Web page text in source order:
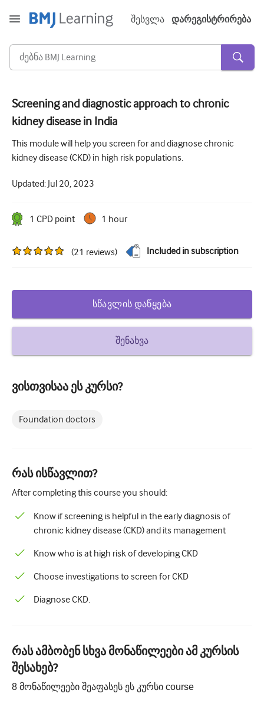
შესვლა დარეგისტრირება
მწვავე და გადაუდებელი
ალერგია
ხანდაზმულებზე ზრუნვა
კომუნიკაციის უნარი
დერმატოლოგია
ოტორინოლარინგოლოგია
გასტროენტეროლოგია
კუნთოვანი
მეანობა და გინეკოლოგია
ონკოლოგია
ოფთალმოლოგია
პედიატრია
Პალიატური ზრუნვა
პათოლოგია/ლაბორატორიული მედიცინა
პროცედურული უნარები
Საზოგადოებრივი ჯანდაცვის
ხარისხის გაუმჯობესება
Screening and diagnostic approach to chronic
kidney disease in India
This module will help you screen for and diagnose chronic
kidney disease (CKD) in high risk populations.
Updated: Jul 20, 2023
1 CPD point 1 hour
(21 reviews) Included in subscription
სწავლის დაწყება
შენახვა
ვისთვისაა ეს კურსი?
Foundation doctors
რას ისწავლით?
After completing this course you should:
Know if screening is helpful in the early diagnosis of
chronic kidney disease (CKD) and its management
Know who is at high risk of developing CKD
Choose investigations to screen for CKD
Diagnose CKD.
რას ამბობენ სხვა მონაწილეები ამ კურსის
შესახებ?
8 მონაწილეები შეაფასეს ეს კურსი course